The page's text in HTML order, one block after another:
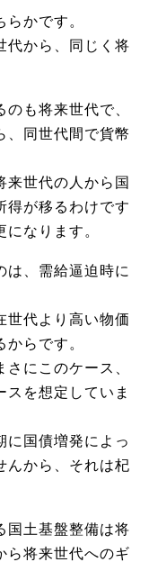
かです。
代から、同じく将
も将来世代で、
、同世代間で貨幣
来世代の人から国
得が移るわけです
なります。
は、需給逼迫時に
世代より高い物価
らです。
にこのケース、
スを想定していま
に国債増発によっ
んから、それは杞
国土基盤整備は将
ら将来世代へのギ